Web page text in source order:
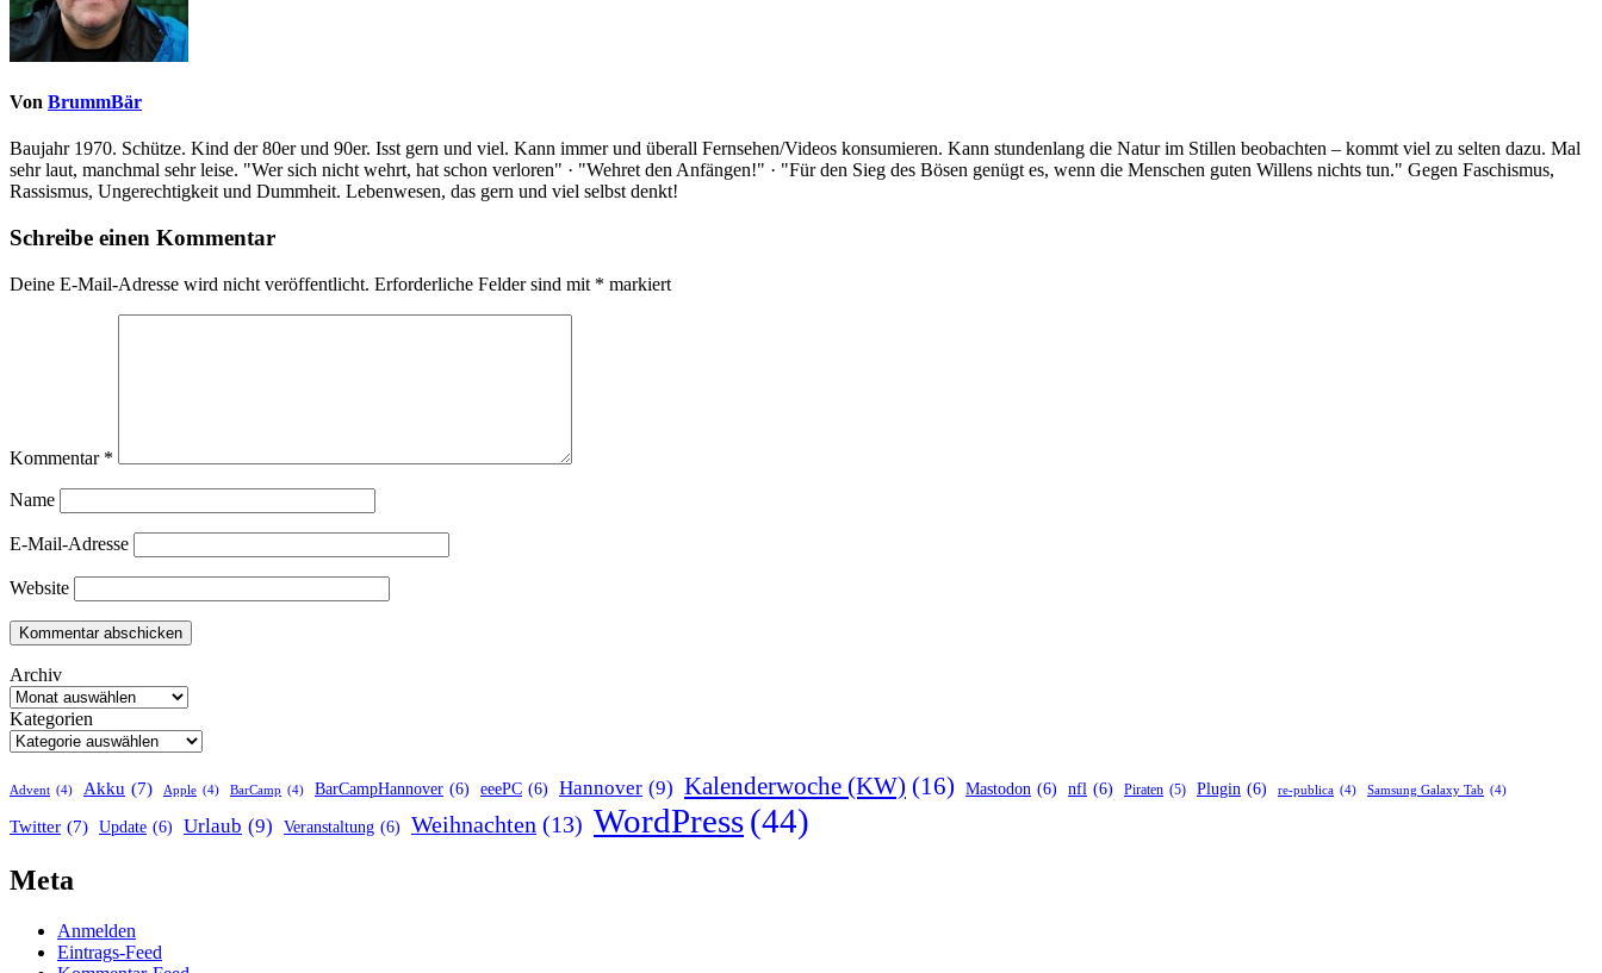
Von BrummBär
Baujahr 1970. Schütze. Kind der 80er und 90er. Isst gern und viel. Kann immer und überall Fernsehen/Videos konsumieren. Kann stundenlang die Natur im Stillen beobachten – kommt viel zu selten dazu. Mal
sehr laut, manchmal sehr leise. "Wer sich nicht wehrt, hat schon verloren" · "Wehret den Anfängen!" · "Für den Sieg des Bösen genügt es, wenn die Menschen guten Willens nichts tun." Gegen Faschismus,
Rassismus, Ungerechtigkeit und Dummheit. Lebenwesen, das gern und viel selbst denkt!
Schreibe einen Kommentar
Deine E-Mail-Adresse wird nicht veröffentlicht. Erforderliche Felder sind mit * markiert
Kommentar *
Name
E-Mail-Adresse
Website
Archiv
Kategorien
Advent (4) Akku (7) Apple (4) BarCamp (4) BarCampHannover (6) eeePC (6) Hannover (9) Kalenderwoche (KW) (16) Mastodon (6) nfl (6) Piraten (5) Plugin (6) re-publica (4) Samsung Galaxy Tab (4)
Twitter (7) Update (6) Urlaub (9) Veranstaltung (6) Weihnachten (13) WordPress(44)
Meta
Anmelden
Eintrags-Feed